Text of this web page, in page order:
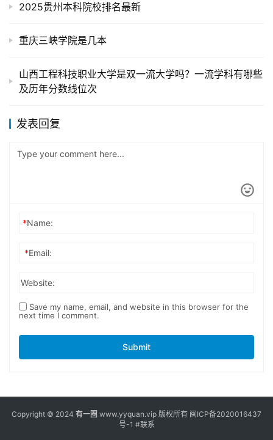
2025贵州本科院校排名最新
重庆三峡学院是几本
山西工程科技职业大学是双一流大学吗？一流学科有哪些
及历年分数线位次
发表回复
*Name:
*Email:
Website:
Save my name, email, and website in this browser for the
next time I comment.
Submit
Copyright © 2024 有一圈 www.yyquan.vip 版权所有 闽ICP备2020016437
号-1 #联系